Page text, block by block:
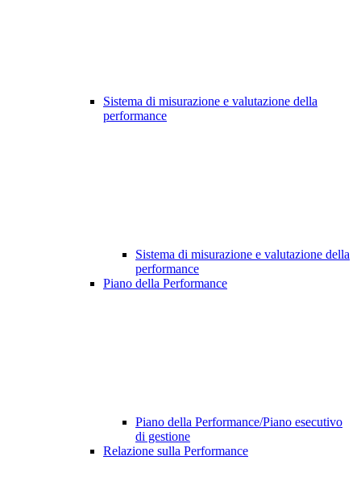
Sistema di misurazione e valutazione della
performance
Sistema di misurazione e valutazione della
performance
Piano della Performance
Piano della Performance/Piano esecutivo
di gestione
Relazione sulla Performance